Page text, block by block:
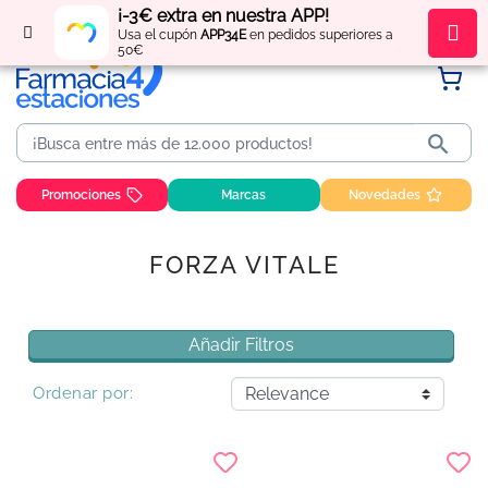
¡-3€ extra en nuestra APP!
Usa el cupón APP34Een pedidos superiores a
50€
Regístratey obténpuntos por tus compras

Promociones Marcas Novedades
FORZA VITALE
Añadir Filtros
Ordenar por: